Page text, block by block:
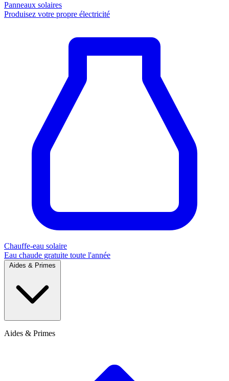
Panneaux solaires
Produisez votre propre électricité
Chauffe-eau solaire
Eau chaude gratuite toute l'année
Aides & Primes